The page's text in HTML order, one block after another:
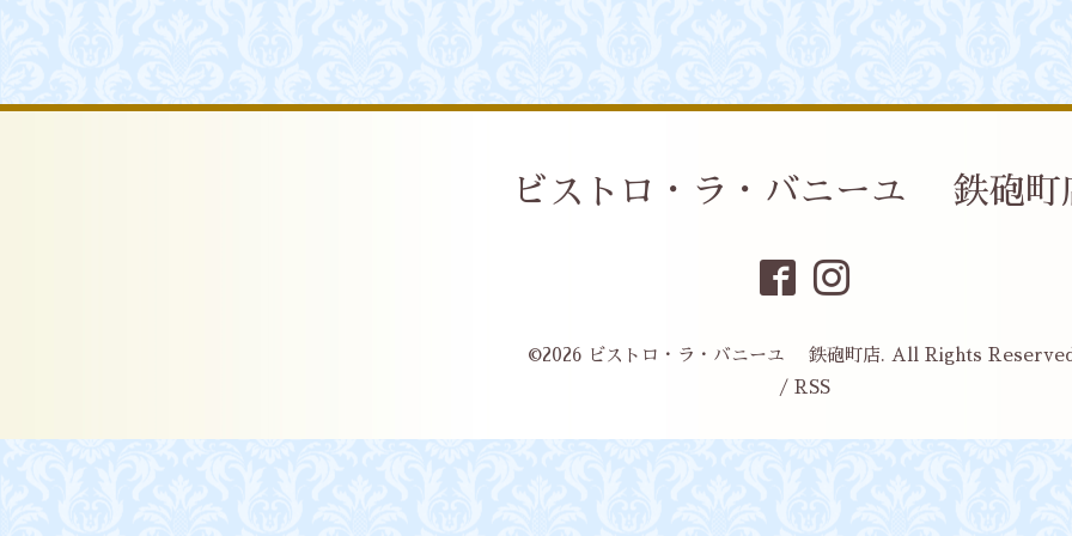
ビストロ・ラ・バニーユ 鉄砲町
©2026 ビストロ・ラ・バニーユ 鉄砲町店. All Rights
/ RSS